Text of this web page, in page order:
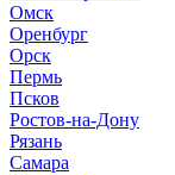
Омск
Оренбург
Орск
Пермь
Псков
Ростов-на-Дону
Рязань
Самара